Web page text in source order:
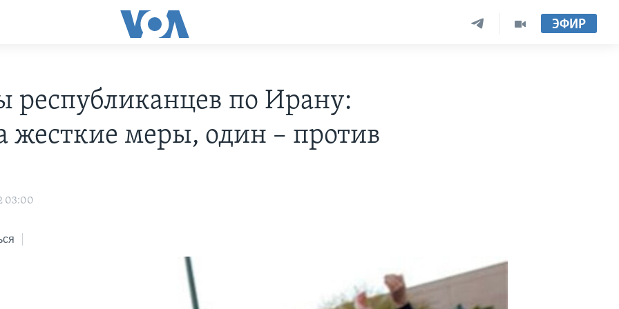
ЭФИР
республиканцев по Ирану:
жесткие меры, один – против
03:00